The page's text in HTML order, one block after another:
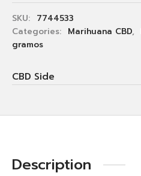
SKU: 7744533
Categories: Marihuana CBD,
gramos
CBD Side
Description